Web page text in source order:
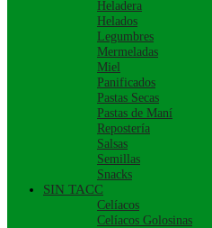
Heladera
Helados
Legumbres
Mermeladas
Miel
Panificados
Pastas Secas
Pastas de Maní
Repostería
Salsas
Semillas
Snacks
SIN TACC
Celíacos
Celíacos Golosinas